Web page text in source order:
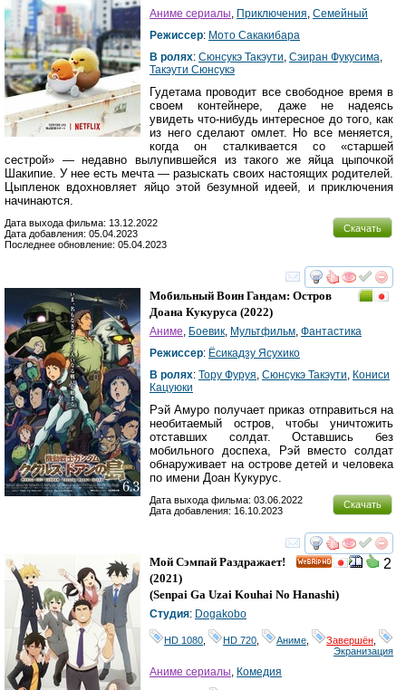
Аниме сериалы, Приключения, Семейный
Режиссер: Мото Сакакибара
В ролях: Сюнсукэ Такэути, Сэиран Фукусима,
Такэути Сюнсукэ
Гудетама проводит все свободное время в
своем контейнере, даже не надеясь
увидеть что-нибудь интересное до того, как
из него сделают омлет. Но все меняется,
когда он сталкивается со «старшей
сестрой» — недавно вылупившейся из такого же яйца цыпочкой
Шакипие. У нее есть мечта — разыскать своих настоящих родителей.
Цыпленок вдохновляет яйцо этой безумной идеей, и приключения
начинаются.
Скачать
Дата выхода фильма: 13.12.2022
Дата добавления: 05.04.2023
Последнее обновление: 05.04.2023
смотреть
Мобильный Воин Гандам: Остров
Доана Кукуруса (2022)
Аниме, Боевик, Мультфильм, Фантастика
Режиссер: Ёсикадзу Ясухико
В ролях: Тору Фуруя, Сюнсукэ Такэути, Кониси
Кацуюки
Рэй Амуро получает приказ отправиться на
необитаемый остров, чтобы уничтожить
отставших солдат. Оставшись без
мобильного доспеха, Рэй вместо солдат
обнаруживает на острове детей и человека
по имени Доан Кукурус.
Скачать
Дата выхода фильма: 03.06.2022
Дата добавления: 16.10.2023
смотреть
2
Мой Сэмпай Раздражает!
(2021)
(Senpai Ga Uzai Kouhai No Hanashi)
Студия: Dogakobo
HD 1080 HD 720 Аниме Завершён
Экранизация
Аниме сериалы, Комедия